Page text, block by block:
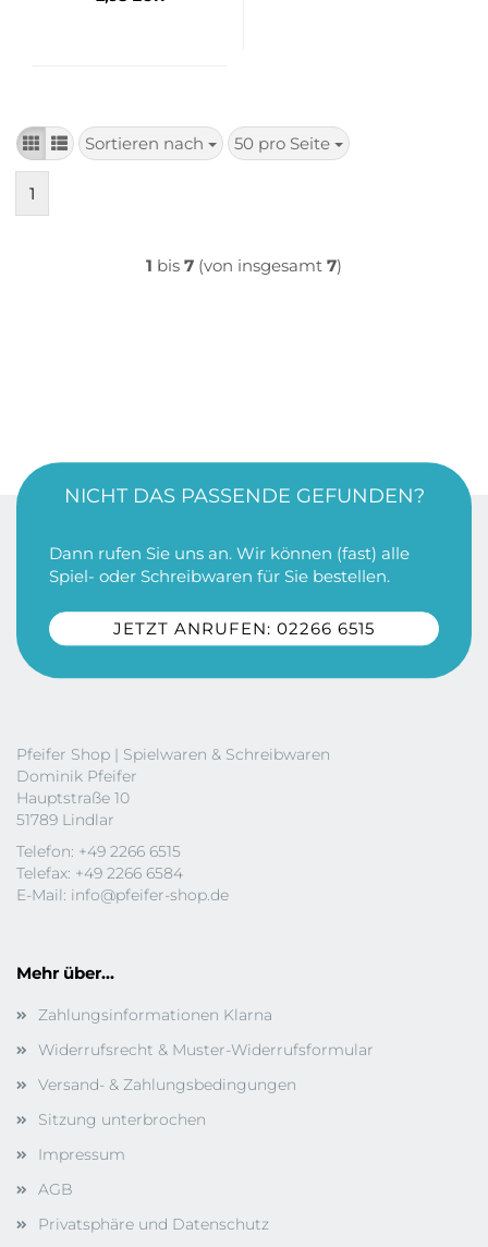
Sortieren nach
Sortieren
50 pro Seite
pro Seite
1
1 bis 7 (von insgesamt 7)
NICHT DAS PASSENDE GEFUNDEN?
Dann rufen Sie uns an. Wir können (fast) alle
Spiel- oder Schreibwaren für Sie bestellen.
JETZT ANRUFEN: 02266 6515
Pfeifer Shop | Spielwaren & Schreibwaren
Dominik Pfeifer
Hauptstraße 10
51789 Lindlar
Telefon: +49 2266 6515
Telefax: +49 2266 6584
E-Mail: info@pfeifer-shop.de
Mehr über...
Zahlungsinformationen Klarna
Widerrufsrecht & Muster-Widerrufsformular
Versand- & Zahlungsbedingungen
Sitzung unterbrochen
Impressum
AGB
Privatsphäre und Datenschutz